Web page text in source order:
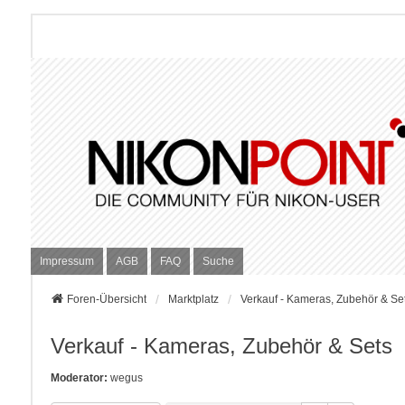
Impressum AGB FAQ Suche
Foren-Übersicht Marktplatz Verkauf - Kameras, Zubehör &
Verkauf - Kameras, Zubehör & Sets
Moderator: wegus